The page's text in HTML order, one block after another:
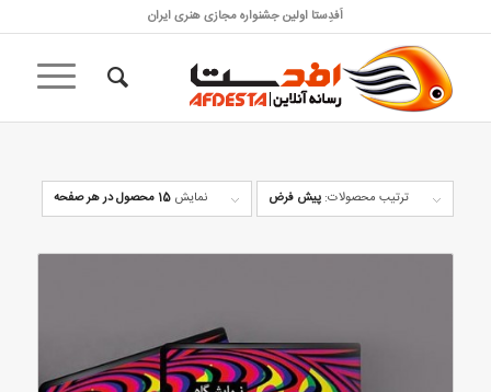
اَفدِستا اولین جشنواره مجازی هنری ایران
ترتیب محصولات: پیش فرض نمایش 15 محصول در هر صفحه